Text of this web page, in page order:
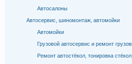
Автосалоны
Автосервис, шиномонтаж, автомойки
Автомойки
Грузовой автосервис и ремонт
Ремонт автостёкол, тонировка стёкол